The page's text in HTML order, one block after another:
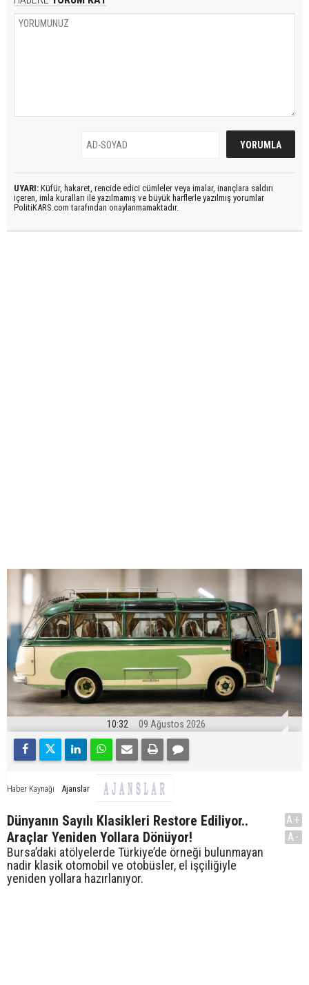
UYARI: Küfür, hakaret, rencide edici cümleler veya imalar, inançlara saldırı
içeren, imla kuralları ile yazılmamış ve büyük harflerle yazılmış yorumlar
PolitiKARS.com tarafından onaylanmamaktadır.
10:32 09 Ağustos 2026
Haber Kaynağı Ajanslar
Dünyanın Sayılı Klasikleri Restore Ediliyor..
Araçlar Yeniden Yollara Dönüyor!
Bursa’daki atölyelerde Türkiye’de örneği bulunmayan
nadir klasik otomobil ve otobüsler, el işçiliğiyle
yeniden yollara hazırlanıyor.
A+
A-